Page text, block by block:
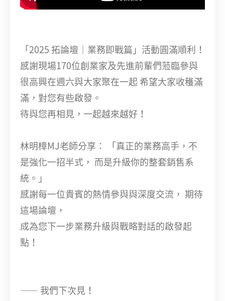
「2025 拓論壇｜業務即戰篇」活動圓滿順利！
感謝現場170位創業家及先進前輩們蒞臨參與 󠀠
很高興在週六與大家聚在一起 希望大家收穫滿
滿，對您有些啟發。
待與您再相見，一起越來越好！ 󠀠
林明樟MJ老師分享： 「真正的業務高手，不
是強化一招半式， 而是升級你的整套銷售系
統。」 󠀠
感謝每一位貴賓的熱情參與與深度交流， 期待
這場論壇，
成為您下一步業務升級與戰略對話的啟發起
點！
—— 我們下次見！